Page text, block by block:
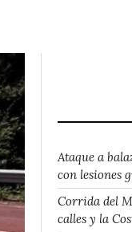
Ataque a
con lesiones
Corrida del
calles y la